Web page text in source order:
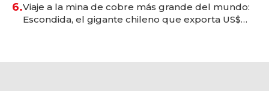
6.Viaje a la mina de cobre más grande del mundo:
Escondida, el gigante chileno que exporta US$